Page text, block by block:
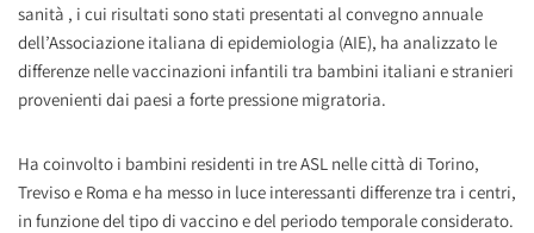
sanità , i cui risultati sono stati presentati al convegno annuale
dell’Associazione italiana di epidemiologia (AIE), ha analizzato le
differenze nelle vaccinazioni infantili tra bambini italiani e stranieri
provenienti dai paesi a forte pressione migratoria.
Ha coinvolto i bambini residenti in tre ASL nelle città di Torino,
Treviso e Roma e ha messo in luce interessanti differenze tra i centri,
in funzione del tipo di vaccino e del periodo temporale considerato.